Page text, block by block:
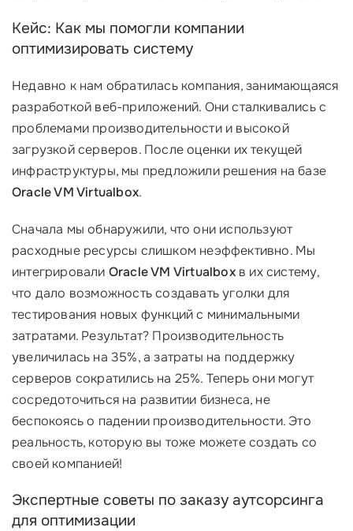
Кейс: Как мы помогли компании
оптимизировать систему
Недавно к нам обратилась компания, занимающаяся
разработкой веб-приложений. Они сталкивались с
проблемами производительности и высокой
загрузкой серверов. После оценки их текущей
инфраструктуры, мы предложили решения на базе
Oracle VM Virtualbox.
Сначала мы обнаружили, что они используют
расходные ресурсы слишком неэффективно. Мы
интегрировали Oracle VM Virtualboxв их систему,
что дало возможность создавать уголки для
тестирования новых функций с минимальными
затратами. Результат? Производительность
увеличилась на 35%, а затраты на поддержку
серверов сократились на 25%. Теперь они могут
сосредоточиться на развитии бизнеса, не
беспокоясь о падении производительности. Это
реальность, которую вы тоже можете создать со
своей компанией!
Экспертные советы по заказу аутсорсинга
для оптимизации